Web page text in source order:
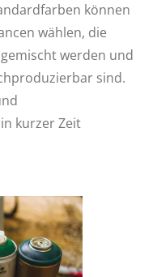
können
wählen, die
werden und
sind.
kurzer Zeit